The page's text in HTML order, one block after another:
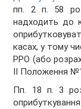
пп. 2 п. 58
надходить до
касах, у тому
РРО (або
II Положення
Пп. 18 п. 3